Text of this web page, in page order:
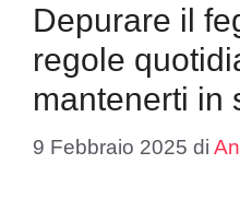
Depurare il
regole
mantenerti in
9 Febbraio 2025 di